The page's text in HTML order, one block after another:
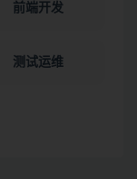
前端开发
测试运维